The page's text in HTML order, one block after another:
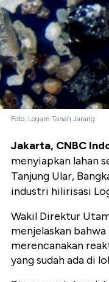
Foto: Logam Tanah Jarang
Jakarta, CNBC
menyiapkan lahan
Tanjung Ular,
industri hilirisasi
Wakil Direktur
menjelaskan
merencanakan
yang sudah ada di